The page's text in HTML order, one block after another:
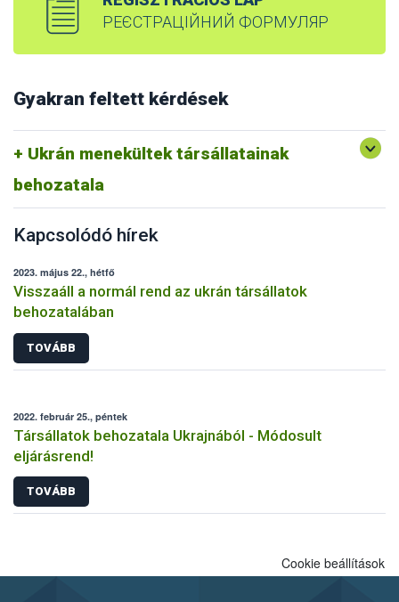
РЕЄСТРАЦІЙНИЙ ФОРМУЛЯР
Gyakran feltett kérdések
Ukrán menekültek társállatainak
behozatala
Kapcsolódó hírek
2023. május 22., hétfő
Visszaáll a normál rend az ukrán társállatok
behozatalában
TOVÁBB
2022. február 25., péntek
Társállatok behozatala Ukrajnából - Módosult
eljárásrend!
TOVÁBB
Cookie beállítások